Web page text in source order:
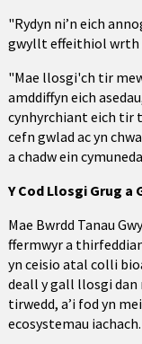
"Rydyn ni’n eich
gwyllt effeithiol wrth
"Mae llosgi'ch tir
amddiffyn eich
cynhyrchiant eich tir
cefn gwlad ac yn
a chadw ein
Y Cod Llosgi Grug a
Mae Bwrdd Tanau
ffermwyr a
yn ceisio atal colli
deall y gall llosgi dan
tirwedd, a’i fod yn
ecosystemau iachach.